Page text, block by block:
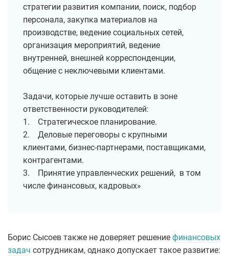
стратегии развития компании, поиск, подбор
персонала, закупка материалов на
производстве, ведение социальных сетей,
организация мероприятий, ведение
внутренней, внешней корреспонденции,
общение с неключевыми клиентами.
Задачи, которые лучше оставить в зоне
ответственности руководителей:
1. Стратегическое планирование.
2. Деловые переговоры с крупными
клиентами, бизнес-партнерами, поставщиками,
контрагентами.
3. Принятие управленческих решений, в том
числе финансовых, кадровых»
Борис Сысоев также не доверяет решение финансовых
задач сотрудникам, однако допускает такое развитие: